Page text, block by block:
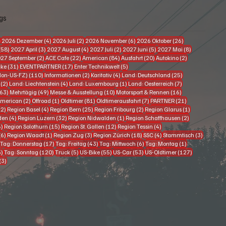
63 Beiträge
2026 Dezember (4)4 Beiträge
2026 Juli (2)2 Beiträge
2026 November (6)6 Beiträge
2026 Oktober (26)26 Beiträge
58 Beiträge
2027 April (3)3 Beiträge
2027 August (4)4 Beiträge
2027 Juli (2)2 Beiträge
2027 Juni (5)5 Beiträge
2027 Mai (8)8 Beiträge
September (2)2 Beiträge
ACE Cafe (22)22 Beiträge
American (84)84 Beiträge
Ausfahrt (20)20 Beiträge
Autokino (2)2 Beiträge
(31)31 Beiträge
EVENTPARTNER (17)17 Beiträge
Enter Technikwelt (5)5 Beiträge
US-FZ) (110)110 Beiträge
Informationen (2)2 Beiträge
Karitativ (4)4 Beiträge
Land: Deutschland (25)25 Beiträge
(2)2 Beiträge
Land: Liechtenstein (4)4 Beiträge
Land: Luxembourg (1)1 Beitrag
Land: Oesterreich (7)7 Beiträge
163 Beiträge
Mehrtägig (49)49 Beiträge
Messe & Ausstellung (10)10 Beiträge
Motorsport & Rennen (16)16 Beiträge
(2)2 Beiträge
Offroad (1)1 Beitrag
Oldtimer (81)81 Beiträge
Oldtimerausfahrt (7)7 Beiträge
PARTNER (21)21 Beiträge
22 Beiträge
Region Basel (4)4 Beiträge
Region Bern (25)25 Beiträge
Region Fribourg (2)2 Beiträge
Region Glarus (1)1 Beitrag
(4)4 Beiträge
Region Luzern (32)32 Beiträge
Region Nidwalden (1)1 Beitrag
Region Schaffhausen (2)2 Beiträge
4 Beiträge
Region Solothurn (15)15 Beiträge
Region St. Gallen (12)12 Beiträge
Region Tessin (4)4 Beiträge
6 Beiträge
Region Waadt (1)1 Beitrag
Region Zug (3)3 Beiträge
Region Zürich (18)18 Beiträge
SSC (4)4 Beiträge
Stammtisch (3)3
Beiträge
Tag: Donnerstag (17)17 Beiträge
Tag: Freitag (43)43 Beiträge
Tag: Mittwoch (6)6 Beiträge
Tag: Montag (1)1 Beitrag
95 Beiträge
Tag: Sonntag (120)120 Beiträge
Truck (5)5 Beiträge
US-Bike (55)55 Beiträge
US-Car (53)53 Beiträge
US-Oldtimer (127)127 Beiträge
(3)3 Beiträge